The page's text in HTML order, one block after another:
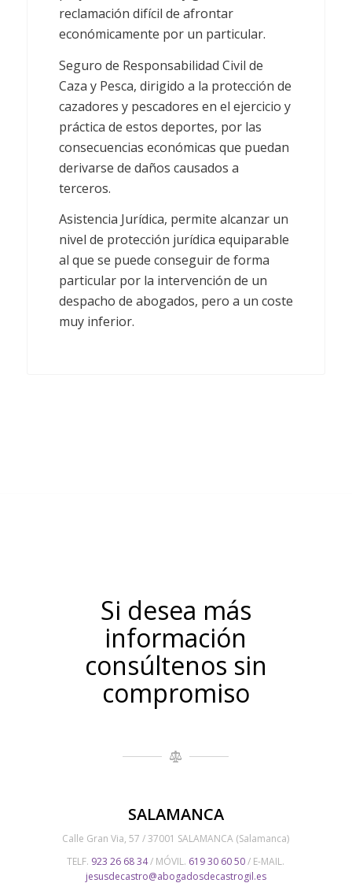
reclamación difícil de afrontar
económicamente por un particular.
Seguro de Responsabilidad Civil de
Caza y Pesca, dirigido a la protección de
cazadores y pescadores en el ejercicio y
práctica de estos deportes, por las
consecuencias económicas que puedan
derivarse de daños causados a
terceros.
Asistencia Jurídica, permite alcanzar un
nivel de protección jurídica equiparable
al que se puede conseguir de forma
particular por la intervención de un
despacho de abogados, pero a un coste
muy inferior.
Si desea más
información
consúltenos sin
compromiso
SALAMANCA
Calle Gran Via, 57 / 37001 SALAMANCA (Salamanca)
TELF. 923 26 68 34/ MÓVIL. 619 30 60 50/ E-MAIL.
jesusdecastro@abogadosdecastrogil.es